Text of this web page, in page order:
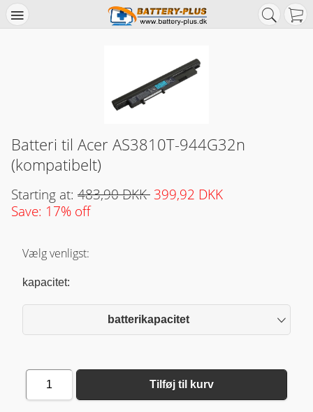
Batteri til Acer AS3810T-944G32n
(kompatibelt)
Starting at: 483,90 DKK 399,92 DKK
Save: 17% off
Vælg venligst:
kapacitet:
batterikapacitet
1 Tilføj til kurv